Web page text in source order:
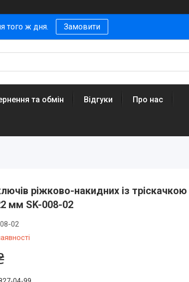
того ж дня. Замовити
та обмін Відгуки Про нас
ріжково-накидних із
мм SK-008-02
02